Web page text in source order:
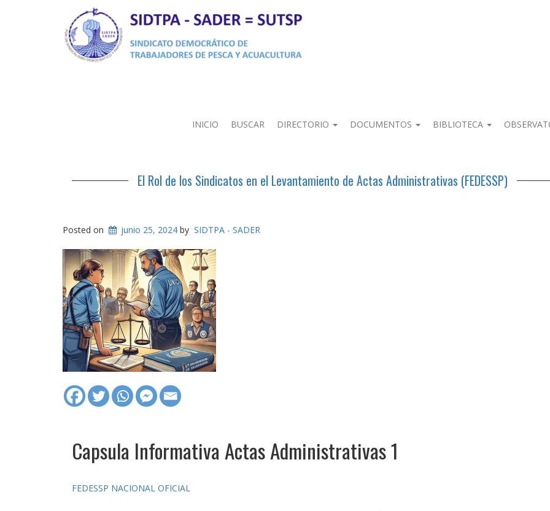
INICIO BUSCAR DIRECTORIO DOCUMENTOS BIBLIOTECA
El Rol de los Sindicatos en el Levantamiento de Actas Administrativas (FEDESSP)
Posted on junio 25, 2024 by SIDTPA - SADER
Capsula Informativa Actas Administrativas 1
FEDESSP NACIONAL OFICIAL